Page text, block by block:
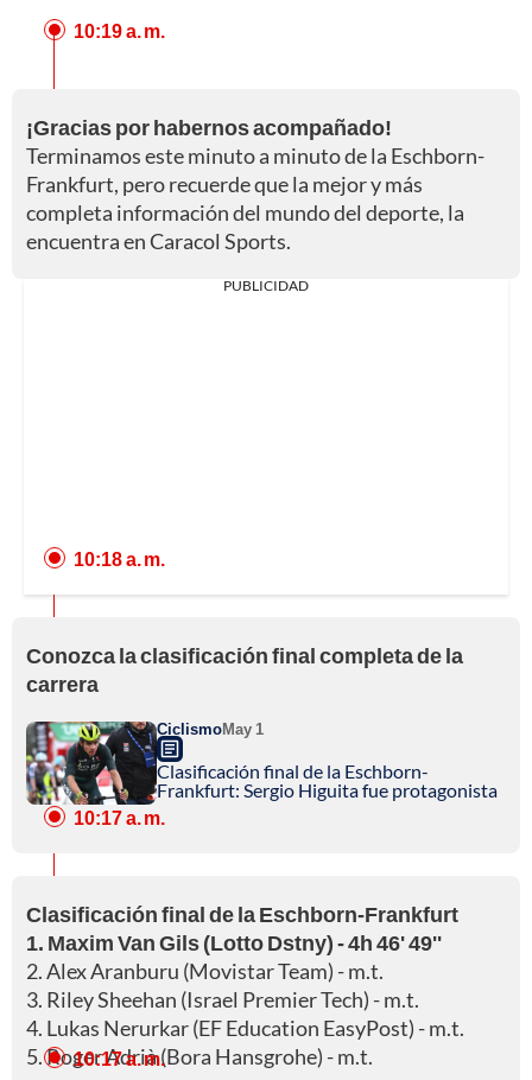
10:19 a. m.
¡Gracias por habernos acompañado!
Terminamos este minuto a minuto de la Eschborn-
Frankfurt, pero recuerde que la mejor y más
completa información del mundo del deporte, la
encuentra en Caracol Sports.
PUBLICIDAD
10:18 a. m.
Conozca la clasificación final completa de la
carrera
CiclismoMay 1
Clasificación final de la Eschborn-
Frankfurt: Sergio Higuita fue protagonista
10:17 a. m.
Clasificación final de la Eschborn-Frankfurt
1. Maxim Van Gils (Lotto Dstny) - 4h 46' 49''
2. Alex Aranburu (Movistar Team) - m.t.
3. Riley Sheehan (Israel Premier Tech) - m.t.
4. Lukas Nerurkar (EF Education EasyPost) - m.t.
5. Roger Adrià (Bora Hansgrohe) - m.t.
10:17 a. m.